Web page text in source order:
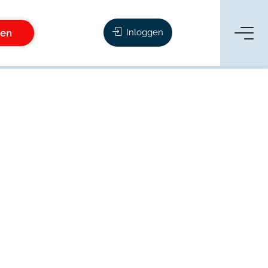
Inloggen